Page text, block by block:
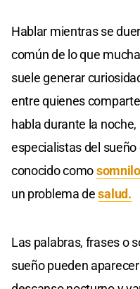
Hablar mientras se
común de lo que
suele generar
entre quienes
habla durante la
especialistas del
conocido como
un problema desalud.
Las palabras, frases o
sueño pueden